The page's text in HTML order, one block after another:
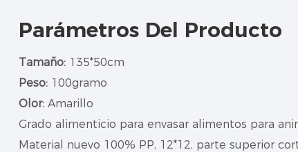
Parámetros Del Producto
Tamaño: 135*50cm
Peso: 100gramo
Olor: Amarillo
Grado alimenticio para envasar alimentos para
Material nuevo 100% PP, 12*12, parte superior